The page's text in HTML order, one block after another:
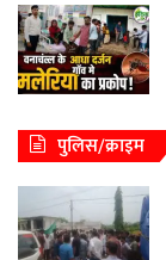
पुलिस/क्राइम